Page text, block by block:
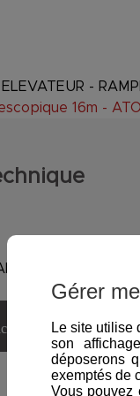
-
16m -
TEL-16M
détaillée
Gérer
Le site utilise
son
déposerons
exemptés de
Vous pouvez